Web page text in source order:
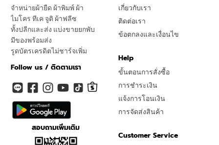
จำหน่ายผ้ายืด ผ้าพิมพ์ ผ้า
ไมโคร ทีเค จูติ ผ้าฟลีซ
ทั้งปลีกและส่ง แบ่งขายยกพับ
มีของพร้อมส่ง
รูดบัตรเครดิตไม่ชาร์จเพิ่ม
Follow us / ติดตามเรา
สอบถามเพิ่มเติม
เกี่ยวกับเรา
ติดต่อเรา
ข้อตกลงและเงื่อนไข
Help
ขั้นตอนการสั่งซื้อ
การชำระเงิน
แจ้งการโอนเงิน
การจัดส่งสินค้า
Customer Service